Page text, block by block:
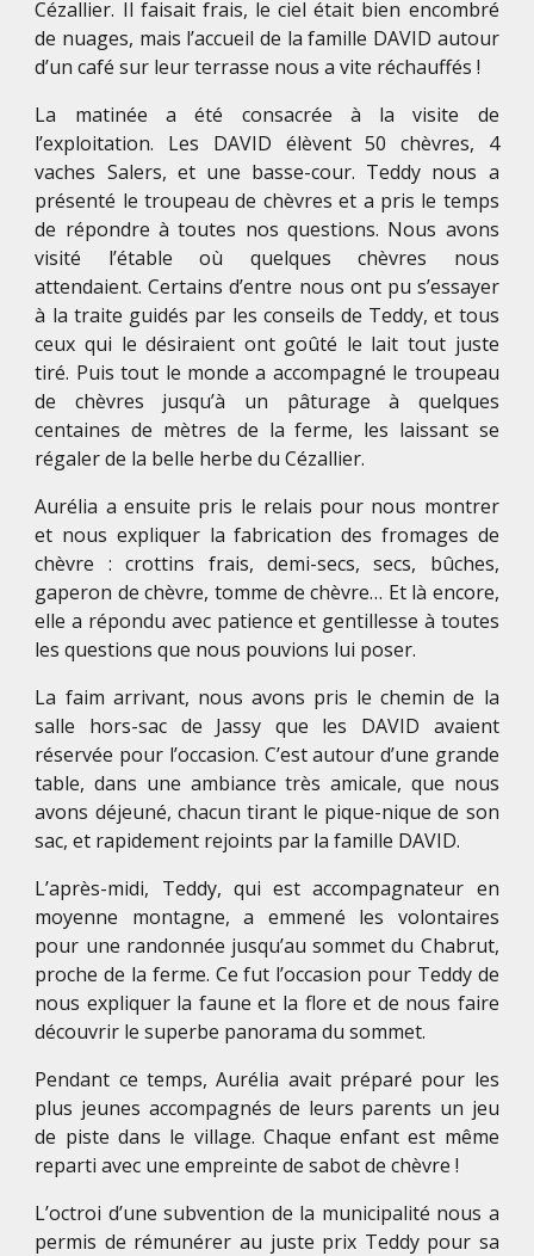
Cézallier. Il faisait frais, le ciel était bien encombré
de nuages, mais l’accueil de la famille DAVID autour
d’un café sur leur terrasse nous a vite réchauffés !
La matinée a été consacrée à la visite de
l’exploitation. Les DAVID élèvent 50 chèvres, 4
vaches Salers, et une basse-cour. Teddy nous a
présenté le troupeau de chèvres et a pris le temps
de répondre à toutes nos questions. Nous avons
visité l’étable où quelques chèvres nous
attendaient. Certains d’entre nous ont pu s’essayer
à la traite guidés par les conseils de Teddy, et tous
ceux qui le désiraient ont goûté le lait tout juste
tiré. Puis tout le monde a accompagné le troupeau
de chèvres jusqu’à un pâturage à quelques
centaines de mètres de la ferme, les laissant se
régaler de la belle herbe du Cézallier.
Aurélia a ensuite pris le relais pour nous montrer
et nous expliquer la fabrication des fromages de
chèvre : crottins frais, demi-secs, secs, bûches,
gaperon de chèvre, tomme de chèvre… Et là encore,
elle a répondu avec patience et gentillesse à toutes
les questions que nous pouvions lui poser.
La faim arrivant, nous avons pris le chemin de la
salle hors-sac de Jassy que les DAVID avaient
réservée pour l’occasion. C’est autour d’une grande
table, dans une ambiance très amicale, que nous
avons déjeuné, chacun tirant le pique-nique de son
sac, et rapidement rejoints par la famille DAVID.
L’après-midi, Teddy, qui est accompagnateur en
moyenne montagne, a emmené les volontaires
pour une randonnée jusqu’au sommet du Chabrut,
proche de la ferme. Ce fut l’occasion pour Teddy de
nous expliquer la faune et la flore et de nous faire
découvrir le superbe panorama du sommet.
Pendant ce temps, Aurélia avait préparé pour les
plus jeunes accompagnés de leurs parents un jeu
de piste dans le village. Chaque enfant est même
reparti avec une empreinte de sabot de chèvre !
L’octroi d’une subvention de la municipalité nous a
permis de rémunérer au juste prix Teddy pour sa